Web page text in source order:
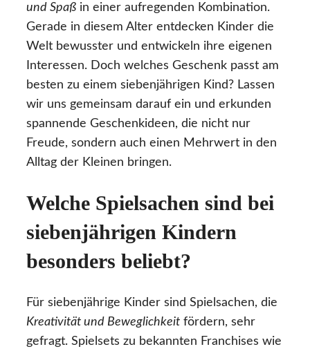
und Spaß in einer aufregenden Kombination.
Gerade in diesem Alter entdecken Kinder die
Welt bewusster und entwickeln ihre eigenen
Interessen. Doch welches Geschenk passt am
besten zu einem siebenjährigen Kind? Lassen
wir uns gemeinsam darauf ein und erkunden
spannende Geschenkideen, die nicht nur
Freude, sondern auch einen Mehrwert in den
Alltag der Kleinen bringen.
Welche Spielsachen sind bei
siebenjährigen Kindern
besonders beliebt?
Für siebenjährige Kinder sind Spielsachen, die
Kreativität und Beweglichkeit fördern, sehr
gefragt. Spielsets zu bekannten Franchises wie